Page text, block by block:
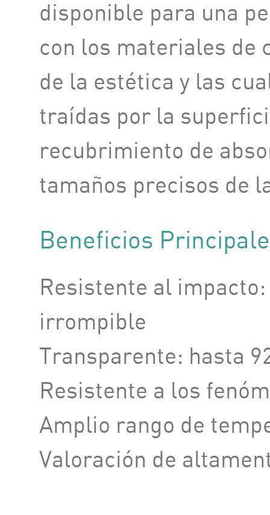
disponible para una
con los materiales de
de la estética y las
traídas por la
recubrimiento de
tamaños precisos de
Beneficios
Resistente al
irrompible
Transparente: hasta
Resistente a los
Amplio rango de
Valoración de